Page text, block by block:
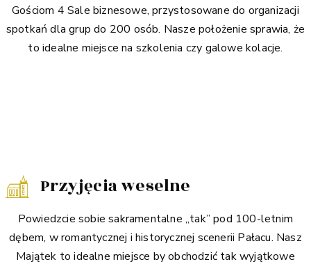
Gościom 4 Sale biznesowe, przystosowane do organizacji
spotkań dla grup do 200 osób. Nasze położenie sprawia, że
to idealne miejsce na szkolenia czy galowe kolacje.
Przyjęcia weselne
Powiedzcie sobie sakramentalne „tak” pod 100-letnim
dębem, w romantycznej i historycznej scenerii Pałacu. Nasz
Majątek to idealne miejsce by obchodzić tak wyjątkowe